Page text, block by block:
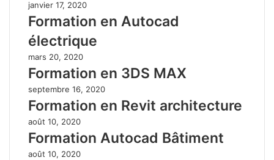
janvier 17, 2020
Formation en Autocad
électrique
mars 20, 2020
Formation en 3DS MAX
septembre 16, 2020
Formation en Revit architecture
août 10, 2020
Formation Autocad Bâtiment
août 10, 2020